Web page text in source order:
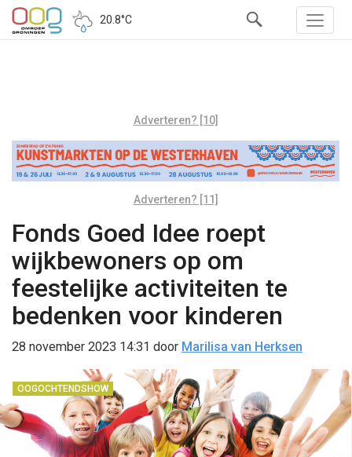
20.8°C
Adverteren? [10]
Adverteren? [11]
Fonds Goed Idee roept
wijkbewoners op om
feestelijke activiteiten te
bedenken voor kinderen
28 november 2023 14:31 door Marilisa van Herksen
OOGOCHTENDSHOW